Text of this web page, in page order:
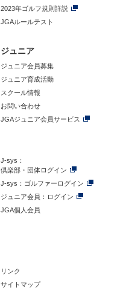
2023年ゴルフ規則詳説
JGAルールテスト
ジュニア
ジュニア会員募集
ジュニア育成活動
スクール情報
お問い合わせ
JGAジュニア会員サービス
J-sys：
倶楽部・団体ログイン
J-sys：ゴルファーログイン
ジュニア会員：ログイン
JGA個人会員
リンク
サイトマップ